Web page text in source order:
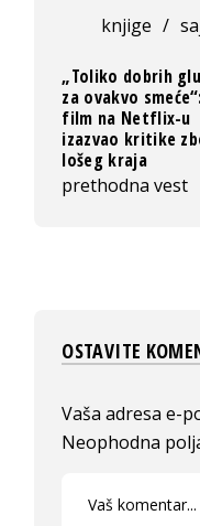
knjige /
„Toliko dobrih
za ovakvo
film na Netflix-u
izazvao kritike
lošeg kraja
prethodna vest
OSTAVITE
Vaša adresa e-
Neophodna